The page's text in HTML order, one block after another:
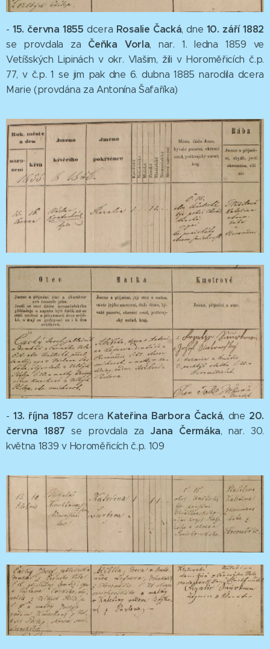
-15. června 1855 dcera Rosalie Čacká, dne 10. září 1882
se provdala za Čeňka Vorla, nar. 1. ledna 1859 ve
Vetíšských Lipinách v okr. Vlašim, žili v Horoměřicích č.p.
77, v č.p. 1 se jim pak dne 6. dubna 1885 narodila dcera
Marie (provdána za Antonína Šafaříka)
-13. října 1857 dcera Kateřina Barbora Čacká, dne 20.
června 1887 se provdala za Jana Čermáka, nar. 30.
května 1839 v Horoměřicích č.p. 109